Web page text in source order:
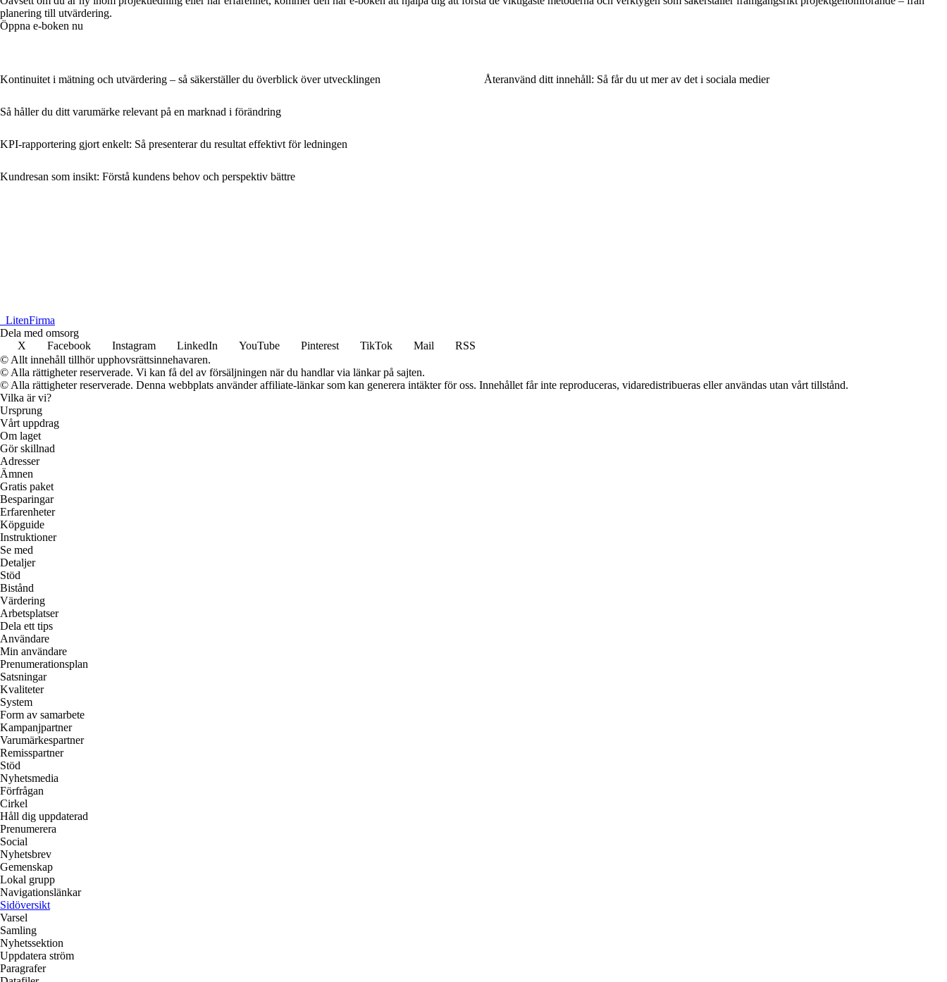
planering till utvärdering.
Öppna e-boken nu
Kontinuitet i mätning och utvärdering – så säkerställer du överblick över utvecklingen
Så håller du ditt varumärke relevant på en marknad i förändring
KPI-rapportering gjort enkelt: Så presenterar du resultat effektivt för ledningen
Kundresan som insikt: Förstå kundens behov och perspektiv bättre
Återanvänd ditt innehåll: Så får du ut mer av det i sociala medier
LitenFirma
Dela med omsorg
X
Facebook Instagram LinkedIn YouTube Pinterest TikTok Mail
RSS
© Allt innehåll tillhör upphovsrättsinnehavaren.
© Alla rättigheter reserverade. Vi kan få del av försäljningen när du handlar via länkar på sajten.
© Alla rättigheter reserverade. Denna webbplats använder affiliate-länkar som kan generera intäkter för oss. Innehållet får inte reproduceras, vidaredistribueras eller användas utan vårt tillstånd.
Vilka är vi?
Ursprung
Vårt uppdrag
Om laget
Gör skillnad
Adresser
Ämnen
Gratis paket
Besparingar
Erfarenheter
Köpguide
Instruktioner
Se med
Detaljer
Stöd
Bistånd
Värdering
Arbetsplatser
Dela ett tips
Användare
Min användare
Prenumerationsplan
Satsningar
Kvaliteter
System
Form av samarbete
Kampanjpartner
Varumärkespartner
Remisspartner
Stöd
Nyhetsmedia
Förfrågan
Cirkel
Håll dig uppdaterad
Prenumerera
Social
Nyhetsbrev
Gemenskap
Lokal grupp
Navigationslänkar
Sidöversikt
Varsel
Samling
Nyhetssektion
Uppdatera ström
Paragrafer